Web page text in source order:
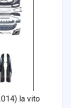
la vito